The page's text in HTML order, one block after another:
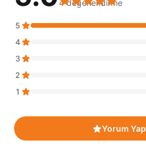
4 değerlendirme
5
4
3
2
1
Yorum Yap